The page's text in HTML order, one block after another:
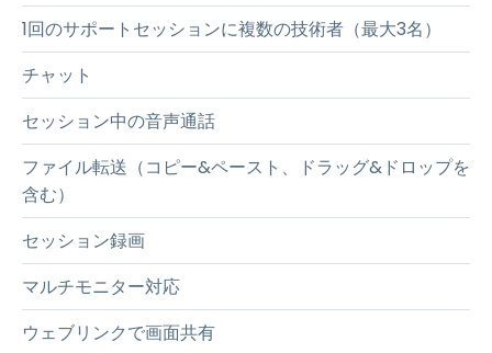
1回のサポートセッションに複数の技術者（最大3名）
チャット
セッション中の音声通話
ファイル転送（コピー&ペースト、ドラッグ&ドロップを
含む）
セッション録画
マルチモニター対応
ウェブリンクで画面共有